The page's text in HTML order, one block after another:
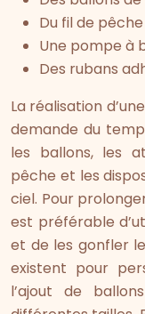
Du fil de pêche
Une pompe à
Des rubans
La réalisation
demande du
les ballons, les
pêche et les
ciel. Pour
est préférable
et de les gonfler
existent pour
l’ajout de